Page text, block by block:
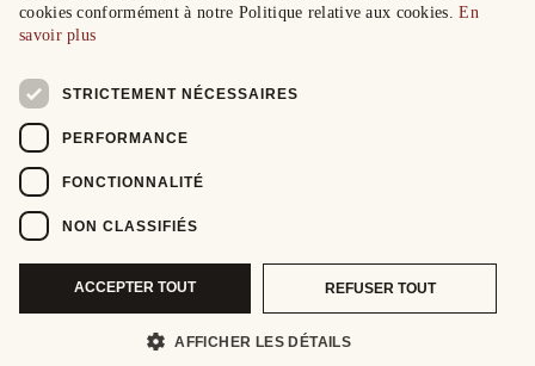
cookies conformément à notre Politique relative aux cookies.En
savoir plus
STRICTEMENT NÉCESSAIRES
PERFORMANCE
FONCTIONNALITÉ
NON CLASSIFIÉS
ACCEPTER TOUT REFUSER TOUT
AFFICHER LES DÉTAILS